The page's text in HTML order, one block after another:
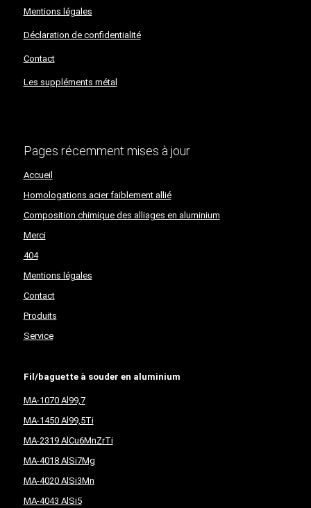
Mentions légales
Déclaration de confidentialité​​​​​​​
Contact
Les suppléments métal
Pages récemment mises à jour
Accueil
Homologations acier faiblement allié
Composition chimique des alliages en aluminium
Merci
404
Mentions légales
Contact
Produits
Service
Fil/baguette à souder en aluminium
MA-1070 Al99,7
MA-1450 Al99,5Ti
MA-2319 AlCu6MnZrTi
MA-4018 AlSi7Mg
MA-4020 AlSi3Mn
MA-4043 AlSi5